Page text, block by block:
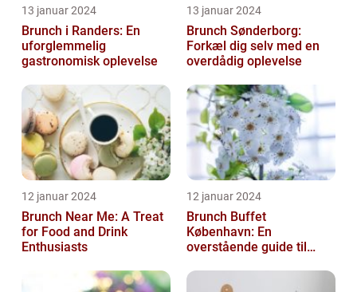
13 januar 2024
Brunch i Randers: En
uforglemmelig
gastronomisk oplevelse
13 januar 2024
Brunch Sønderborg:
Forkæl dig selv med en
overdådig oplevelse
12 januar 2024
Brunch Near Me: A Treat
for Food and Drink
Enthusiasts
12 januar 2024
Brunch Buffet
København: En
overstående guide til